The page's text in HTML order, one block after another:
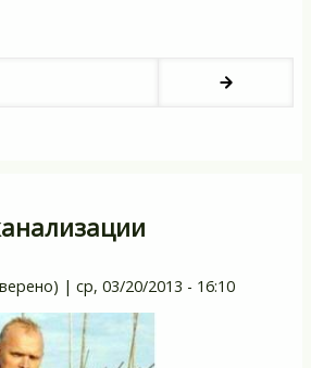
| ср, 03/20/2013 - 16:10